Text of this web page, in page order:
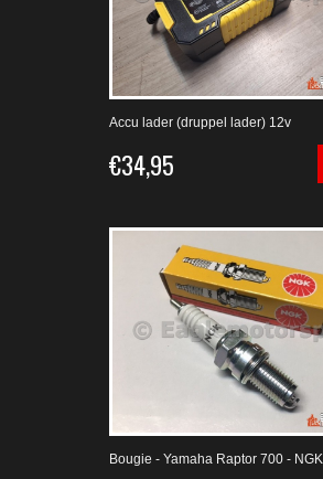
Accu lader (druppel lader) 12v
€34,95
Bougie - Yamaha Raptor 700 - NGK